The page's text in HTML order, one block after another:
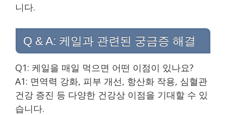
니다.
Q & A: 케일과 관련된 궁금증 해결
Q1: 케일을 매일 먹으면 어떤 이점이 있나요?
A1: 면역력 강화, 피부 개선, 항산화 작용, 심혈관
건강 증진 등 다양한 건강상 이점을 기대할 수 있
습니다.